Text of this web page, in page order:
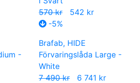
570 kr 542 kr
-5%
-
Brafab, HIDE
Förvaringslåda Large -
White
7 490 kr 6 741 kr